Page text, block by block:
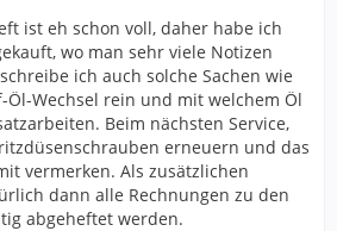
ist eh schon voll, daher habe ich
wo man sehr viele Notizen
ich auch solche Sachen wie
Öl-Wechsel rein und mit welchem Öl
Beim nächsten Service,
erneuern und das
vermerken. Als zusätzlichen
dann alle Rechnungen zu den
abgeheftet werden.